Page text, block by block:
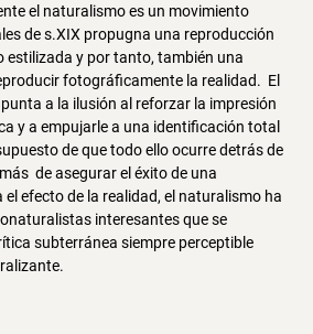
el naturalismo es un movimiento
de s.XIX propugna una reproducción
estilizada y por tanto, también una
fotográficamente la realidad. El
a la ilusión al reforzar la impresión
y a empujarle a una identificación total
de que todo ello ocurre detrás de
de asegurar el éxito de una
efecto de la realidad, el naturalismo ha
interesantes que se
subterránea siempre perceptible